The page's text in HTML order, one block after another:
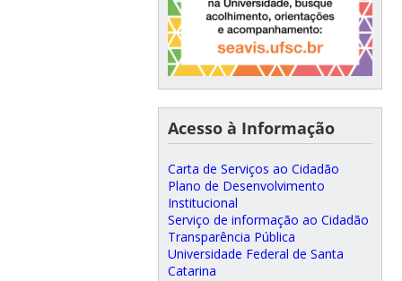
Acesso à Informação
Carta de Serviços ao Cidadão
Plano de Desenvolvimento
Institucional
Serviço de informação ao Cidadão
Transparência Pública
Universidade Federal de Santa
Catarina